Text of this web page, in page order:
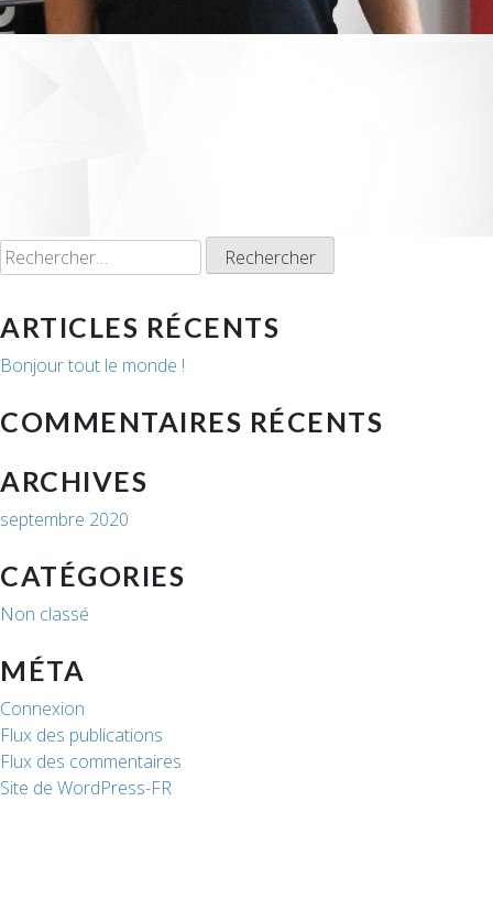
Rechercher :
ARTICLES RÉCENTS
Bonjour tout le monde !
COMMENTAIRES RÉCENTS
ARCHIVES
septembre 2020
CATÉGORIES
Non classé
MÉTA
Connexion
Flux des publications
Flux des commentaires
Site de WordPress-FR